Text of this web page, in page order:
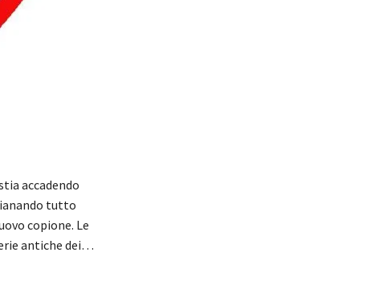
accadendo
tutto
copione. Le
antiche dei…